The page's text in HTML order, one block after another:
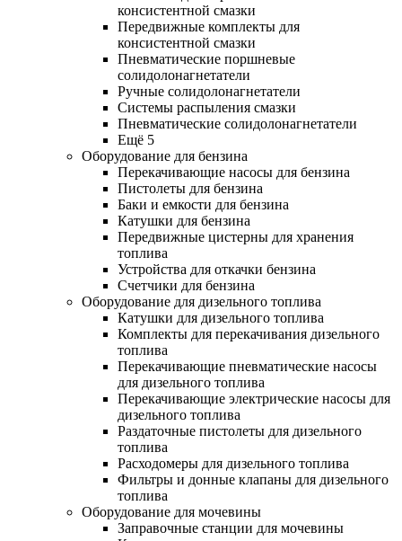
консистентной смазки
Передвижные комплекты для
консистентной смазки
Пневматические поршневые
солидолонагнетатели
Ручные солидолонагнетатели
Системы распыления смазки
Пневматические солидолонагнетатели
Ещё 5
Оборудование для бензина
Перекачивающие насосы для бензина
Пистолеты для бензина
Баки и емкости для бензина
Катушки для бензина
Передвижные цистерны для хранения
топлива
Устройства для откачки бензина
Счетчики для бензина
Оборудование для дизельного топлива
Катушки для дизельного топлива
Комплекты для перекачивания дизельного
топлива
Перекачивающие пневматические насосы
для дизельного топлива
Перекачивающие электрические насосы для
дизельного топлива
Раздаточные пистолеты для дизельного
топлива
Расходомеры для дизельного топлива
Фильтры и донные клапаны для дизельного
топлива
Оборудование для мочевины
Заправочные станции для мочевины